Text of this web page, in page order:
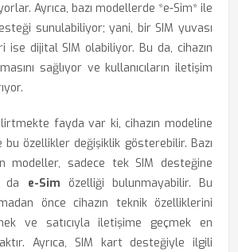
Ayrıca, bazı modellerde *e-Sim* ile
sunulabiliyor; yani, bir SIM yuvası
ise dijital SIM olabiliyor. Bu da, cihazın
sağlıyor ve kullanıcıların iletişim
fayda var ki, cihazın modeline
özellikler değişiklik gösterebilir. Bazı
modeller, sadece tek SIM desteğine
da e-Sim özelliği bulunmayabilir. Bu
önce cihazın teknik özelliklerini
ve satıcıyla iletişime geçmek en
Ayrıca, SIM kart desteğiyle ilgili